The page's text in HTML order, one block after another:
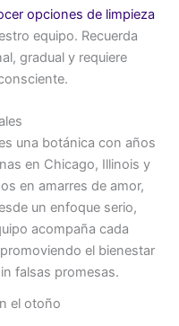
opciones de limpieza
equipo. Recuerda
gradual y requiere
una botánica con años
en Chicago, Illinois y
en amarres de amor,
un enfoque serio,
acompaña cada
el bienestar
falsas promesas.